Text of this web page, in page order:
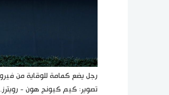
تصوير: كيم كيونج هون - رويترز.